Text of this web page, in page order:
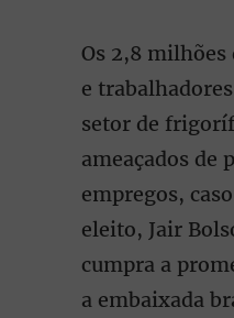
Os 2,8 milhões
e
setor de
ameaçados de
empregos,
eleito, Jair
cumpra a
a embaixada